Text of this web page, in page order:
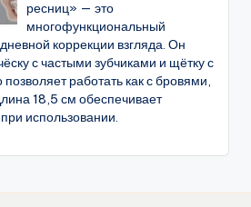
ресниц» — это
многофункциональный
коррекции взгляда. Он
с частыми зубчиками и щётку с
работать как с бровями,
18,5 см обеспечивает
использовании.